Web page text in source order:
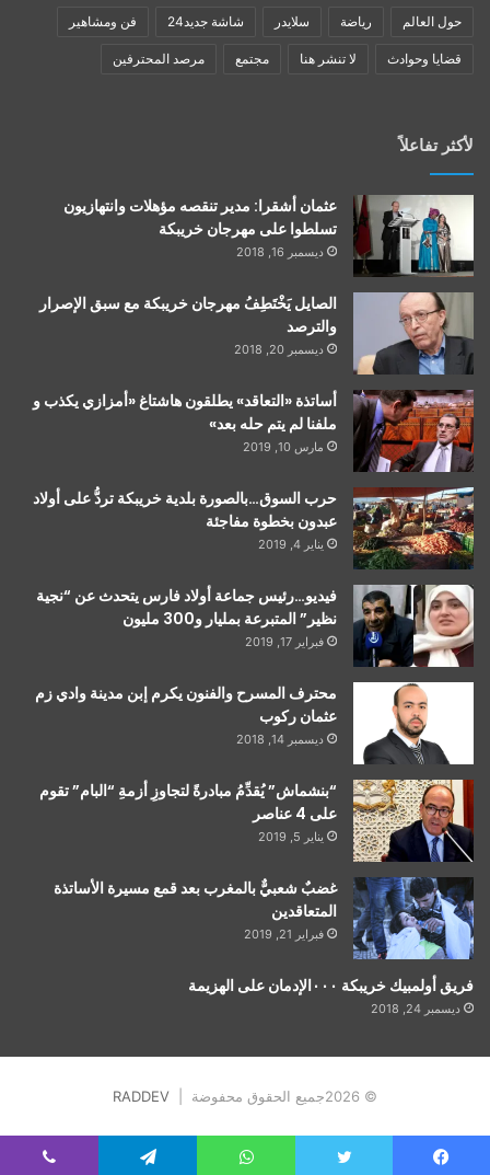
حول العالم رياضة سلايدر شاشة جديد24 فن ومشاهير
قضايا وحوادث لا تنشر هنا مجتمع مرصد المحترفين
لأكثر تفاعلاً
عثمان أشقرا: مدير تنقصه مؤهلات وانتهازيون
تسلطوا على مهرجان خريبكة
ديسمبر 16, 2018
الصايل يَخْتَطِفُ مهرجان خريبكة مع سبق الإصرار
والترصد
ديسمبر 20, 2018
أساتذة «التعاقد» يطلقون هاشتاغ «أمزازي يكذب و
ملفنا لم يتم حله بعد»
مارس 10, 2019
حرب السوق…بالصورة بلدية خريبكة تردُّ على أولاد
عبدون بخطوة مفاجئة
يناير 4, 2019
فيديو…رئيس جماعة أولاد فارس يتحدث عن “نجية
نظير” المتبرعة بمليار و300 مليون
فبراير 17, 2019
محترف المسرح والفنون يكرم إبن مدينة وادي زم
عثمان ركوب
ديسمبر 14, 2018
“بنشماش” يُقدِّمُ مبادرةً لتجاوزِ أزمةِ “البام” تقوم
على 4 عناصر
يناير 5, 2019
غضبٌ شعبيٌّ بالمغرب بعد قمع مسيرة الأساتذة
المتعاقدين
فبراير 21, 2019
فريق أولمبيك خريبكة ٠٠٠الإدمان على الهزيمة
ديسمبر 24, 2018
© 2026جميع الحقوق محفوضة | RADDEV